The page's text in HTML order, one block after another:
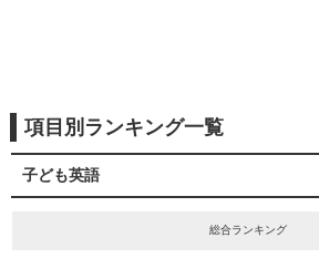
項目別ランキング一覧
子ども英語
総合ランキング